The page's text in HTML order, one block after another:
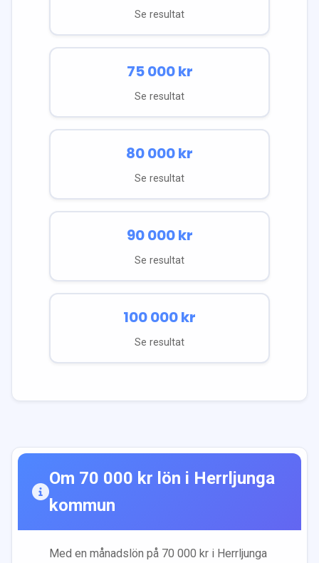
Se resultat
75 000kr
Se resultat
80 000kr
Se resultat
90 000kr
Se resultat
100 000kr
Se resultat
Om 70 000 kr lön i Herrljunga
kommun
Med en månadslön på 70 000 kr i Herrljunga